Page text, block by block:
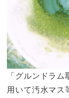
「グルンドラ
用いて汚水マス